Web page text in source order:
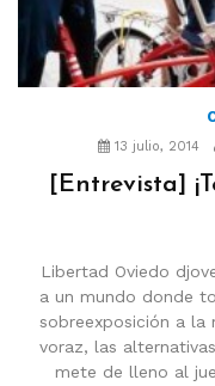
13 julio, 2014
[Entrevista]
Libertad Oviedo
a un mundo donde
sobreexposición a la
voraz, las
mete de lleno al